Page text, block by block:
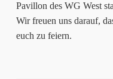
Pavillon des WG West
Wir freuen uns darauf,
euch zu feiern.